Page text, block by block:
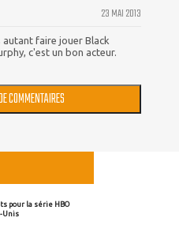
23 MAI 2013
autant faire jouer Black
c'est un bon acteur.
COMMENTAIRES
pour la série HBO
Unis